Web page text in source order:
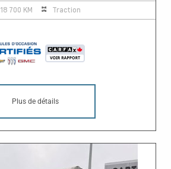
18 700 KM Traction
Plus de détails